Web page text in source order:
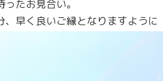
ったお見合い。
、早く良いご縁となりますように